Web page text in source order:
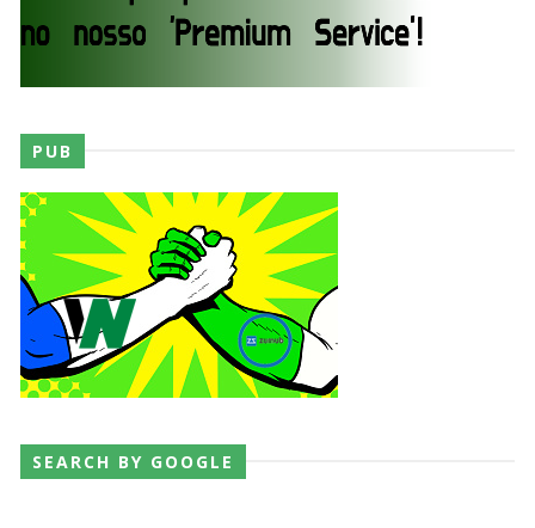
PUB
SEARCH BY GOOGLE